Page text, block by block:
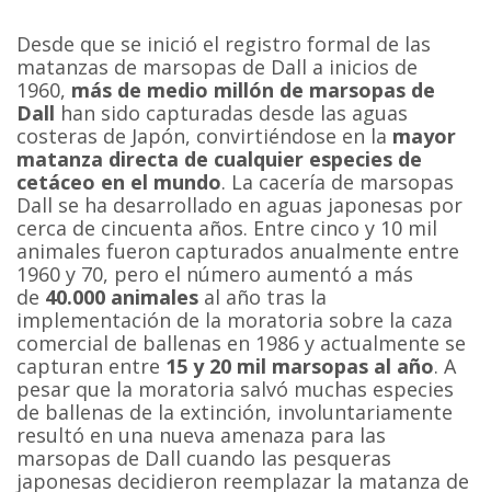
Desde que se inició el registro formal de las
matanzas de marsopas de Dall a inicios de
1960, más de medio millón de marsopas de
Dall han sido capturadas desde las aguas
costeras de Japón, convirtiéndose en la mayor
matanza directa de cualquier especies de
cetáceo en el mundo. La cacería de marsopas
Dall se ha desarrollado en aguas japonesas por
cerca de cincuenta años. Entre cinco y 10 mil
animales fueron capturados anualmente entre
1960 y 70, pero el número aumentó a más
de 40.000 animales al año tras la
implementación de la moratoria sobre la caza
comercial de ballenas en 1986 y actualmente se
capturan entre 15 y 20 mil marsopas al año. A
pesar que la moratoria salvó muchas especies
de ballenas de la extinción, involuntariamente
resultó en una nueva amenaza para las
marsopas de Dall cuando las pesqueras
japonesas decidieron reemplazar la matanza de